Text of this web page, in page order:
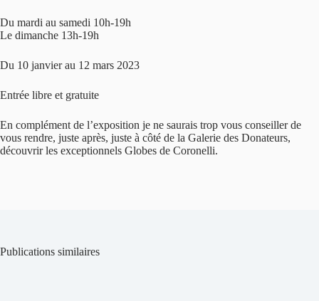
Du mardi au samedi 10h-19h
Le dimanche 13h-19h
Du 10 janvier au 12 mars 2023
Entrée libre et gratuite
En complément de l’exposition je ne saurais trop vous conseiller de
vous rendre, juste après, juste à côté de la Galerie des Donateurs,
découvrir les exceptionnels Globes de Coronelli.
Publications similaires